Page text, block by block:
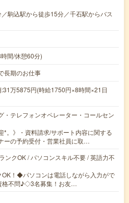
駒込駅から徒歩15分／千石駅からバス
間/休憩60分)
長期のお仕事
万5875円(時給1750円×8時間×21日
・テレフォンオペレーター・コールセン
*。》・資料請求/サポート内容に関する
ーの予約受付・営業社員に取…
ンクOK / パソコンスキル不要 / 英語力不
！◆パソコンは電話しながら入力がで
格不問♪◇3名募集！お友…